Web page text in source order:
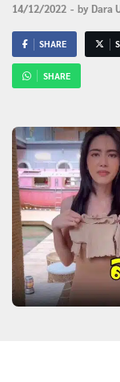
14/12/2022 - by Dara
SHARE
SHARE